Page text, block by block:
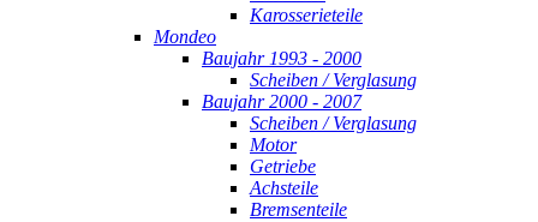
Karosserieteile
Mondeo
Baujahr 1993 - 2000
Scheiben / Verglasung
Baujahr 2000 - 2007
Scheiben / Verglasung
Motor
Getriebe
Achsteile
Bremsenteile